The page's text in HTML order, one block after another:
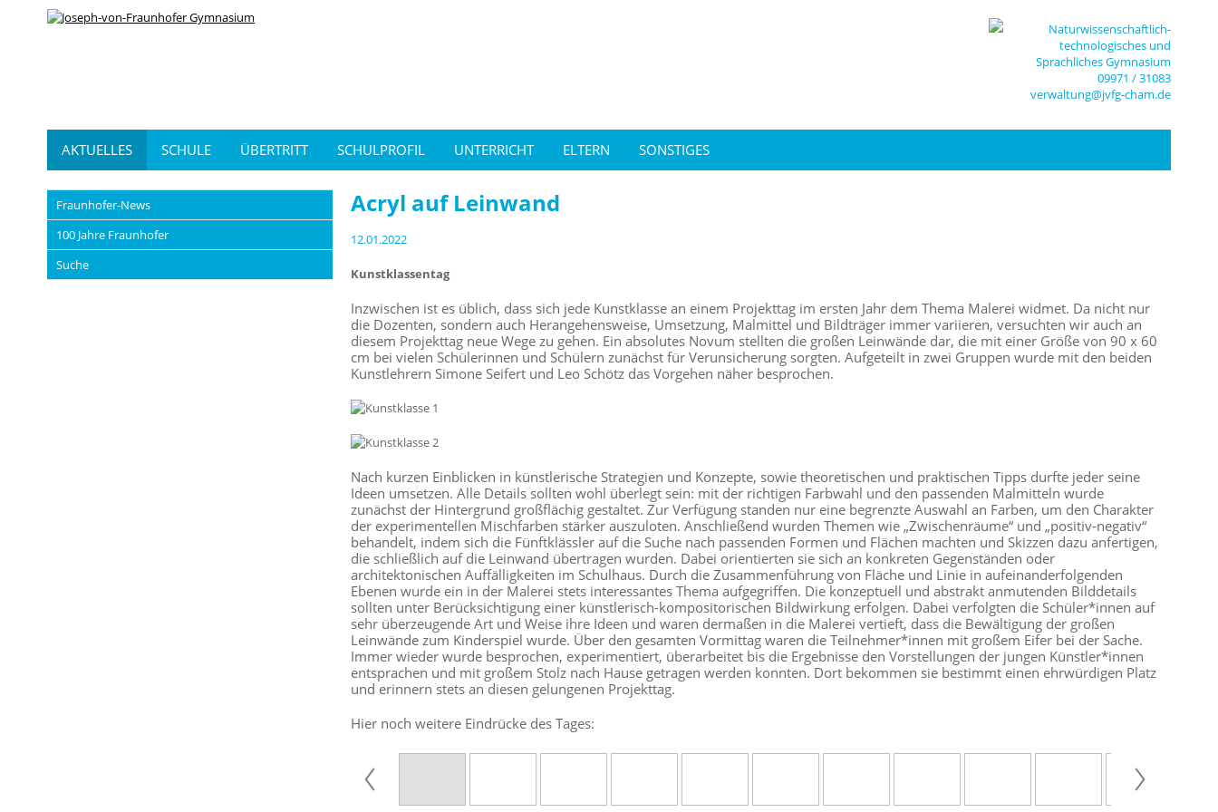
Naturwissenschaftlich-
technologisches und
Sprachliches Gymnasium
09971 / 31083
verwaltung@jvfg-cham.de
AKTUELLES SCHULE ÜBERTRITT SCHULPROFIL UNTERRICHT ELTERN SONSTIGES
Fraunhofer-News
100 Jahre Fraunhofer
Suche
Acryl auf Leinwand
12.01.2022
Kunstklassentag
Inzwischen ist es üblich, dass sich jede Kunstklasse an einem Projekttag im ersten Jahr dem Thema Malerei widmet. Da nicht nur
die Dozenten, sondern auch Herangehensweise, Umsetzung, Malmittel und Bildträger immer variieren, versuchten wir auch an
diesem Projekttag neue Wege zu gehen. Ein absolutes Novum stellten die großen Leinwände dar, die mit einer Größe von 90 x 60
cm bei vielen Schülerinnen und Schülern zunächst für Verunsicherung sorgten. Aufgeteilt in zwei Gruppen wurde mit den beiden
Kunstlehrern Simone Seifert und Leo Schötz das Vorgehen näher besprochen.
Nach kurzen Einblicken in künstlerische Strategien und Konzepte, sowie theoretischen und praktischen Tipps durfte jeder seine
Ideen umsetzen. Alle Details sollten wohl überlegt sein: mit der richtigen Farbwahl und den passenden Malmitteln wurde
zunächst der Hintergrund großflächig gestaltet. Zur Verfügung standen nur eine begrenzte Auswahl an Farben, um den Charakter
der experimentellen Mischfarben stärker auszuloten. Anschließend wurden Themen wie „Zwischenräume“ und „positiv-negativ“
behandelt, indem sich die Fünftklässler auf die Suche nach passenden Formen und Flächen machten und Skizzen dazu anfertigen,
die schließlich auf die Leinwand übertragen wurden. Dabei orientierten sie sich an konkreten Gegenständen oder
architektonischen Auffälligkeiten im Schulhaus. Durch die Zusammenführung von Fläche und Linie in aufeinanderfolgenden
Ebenen wurde ein in der Malerei stets interessantes Thema aufgegriffen. Die konzeptuell und abstrakt anmutenden Bilddetails
sollten unter Berücksichtigung einer künstlerisch-kompositorischen Bildwirkung erfolgen. Dabei verfolgten die Schüler*innen auf
sehr überzeugende Art und Weise ihre Ideen und waren dermaßen in die Malerei vertieft, dass die Bewältigung der großen
Leinwände zum Kinderspiel wurde. Über den gesamten Vormittag waren die Teilnehmer*innen mit großem Eifer bei der Sache.
Immer wieder wurde besprochen, experimentiert, überarbeitet bis die Ergebnisse den Vorstellungen der jungen Künstler*innen
entsprachen und mit großem Stolz nach Hause getragen werden konnten. Dort bekommen sie bestimmt einen ehrwürdigen Platz
und erinnern stets an diesen gelungenen Projekttag.
Hier noch weitere Eindrücke des Tages: